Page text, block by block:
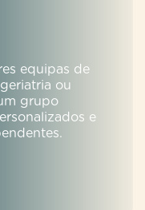
equipas de
ou
grupo
e